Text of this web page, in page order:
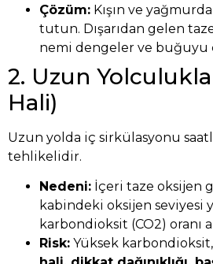
Çözüm: Kışın ve
tutun. Dışarıdan gelen taze
nemi dengeler ve buğuyu
2. Uzun
Hali)
Uzun yolda iç sirkülasyonu
tehlikelidir.
Nedeni: İçeri taze oksijen
kabindeki oksijen seviyesi
karbondioksit (CO2) oranı
Risk: Yüksek